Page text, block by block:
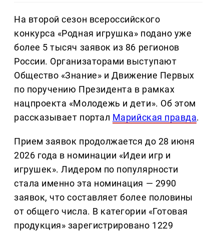
На второй сезон всероссийского
конкурса «Родная игрушка» подано уже
более 5 тысяч заявок из 86 регионов
России. Организаторами выступают
Общество «Знание» и Движение Первых
по поручению Президента в рамках
нацпроекта «Молодежь и дети». Об этом
рассказывает портал Марийская правда.
Прием заявок продолжается до 28 июня
2026 года в номинации «Идеи игр и
игрушек». Лидером по популярности
стала именно эта номинация — 2990
заявок, что составляет более половины
от общего числа. В категории «Готовая
продукция» зарегистрировано 1229